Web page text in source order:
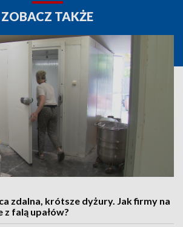
ZOBACZ TAKŻE
zdalna, krótsze dyżury. Jak firmy na
z falą upałów?